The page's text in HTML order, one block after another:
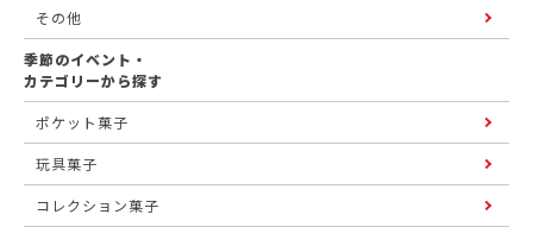
その他
季節のイベント・
カテゴリーから探す
ポケット菓子
玩具菓子
コレクション菓子